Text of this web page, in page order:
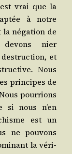
vrai que la
à notre
la néga­tion de
devons nier
des­truc­tion, et
Nous
prin­cipes de
pour­rions
si nous n’en
est un
ne pou­vons
la véri­